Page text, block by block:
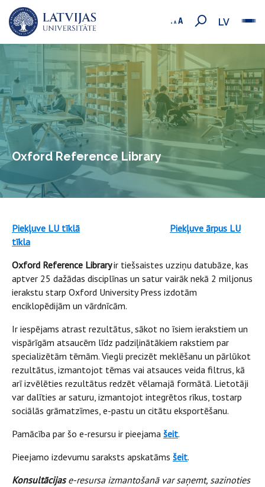
LV
Oxford Reference Library
Piekļuve LU tīklā
Piekļuve ārpus LU
tīkla
Oxford Reference Libraryir tiešsaistes uzziņu datubāze, kas
aptver 25 dažādas disciplīnas un satur vairāk nekā 2 miljonus
ierakstu starp Oxford University Press izdotām
enciklopēdijām un vārdnīcām.
Ir iespējams atrast rezultātus, sākot no īsiem ierakstiem un
vispārīgām atsaucēm līdz padziļinātākiem rakstiem par
specializētām tēmām. Viegli precizēt meklēšanu un pārlūkot
rezultātus, izmantojot tēmas vai atsauces veida filtrus, kā
arī izvēlēties rezultātus redzēt vēlamajā formātā. Lietotāji
var dalīties ar saturu, izmantojot integrētos rīkus, tostarp
sociālās grāmatzīmes, e-pastu un citātu eksportēšanu.
Pamācība par šo e-resursu ir pieejama šeit.
Pieejamo izdevumu saraksts apskatāms šeit.
Konsultācijase-resursa izmantošanā var saņemt, sazinoties